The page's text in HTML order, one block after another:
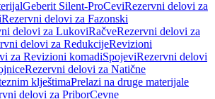
Geberit Silent-ProCeviRezervni delovi za
Rezervni delovi za Fazonski
delovi za LukoviRačveRezervni delovi za
delovi za RedukcijeRevizioni
za Revizioni komadiSpojeviRezervni delovi
Rezervni delovi za Natične
klještimaPrelazi na druge materijale
delovi za PriborCevne